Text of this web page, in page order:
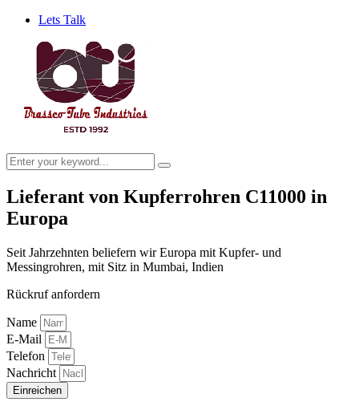
Lets Talk
Lieferant von Kupferrohren C11000 in
Europa
Seit Jahrzehnten beliefern wir Europa mit Kupfer- und
Messingrohren, mit Sitz in Mumbai, Indien
Rückruf anfordern
Name
E-Mail
Telefon
Nachricht
Einreichen